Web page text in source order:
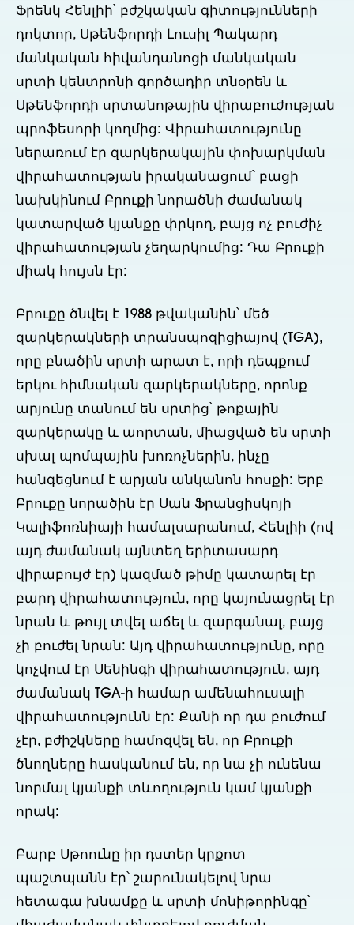
Ֆրենկ Հենլիի՝ բժշկական գիտությունների
դոկտոր, Սթենֆորդի Լուսիլ Պակարդ
մանկական հիվանդանոցի մանկական
սրտի կենտրոնի գործադիր տնօրեն և
Սթենֆորդի սրտանոթային վիրաբուժության
պրոֆեսորի կողմից: Վիրահատությունը
ներառում էր զարկերակային փոխարկման
վիրահատության իրականացում՝ բացի
նախկինում Բրուքի նորածնի ժամանակ
կատարված կյանքը փրկող, բայց ոչ բուժիչ
վիրահատության չեղարկումից: Դա Բրուքի
միակ հույսն էր:
Բրուքը ծնվել է 1988 թվականին՝ մեծ
զարկերակների տրանսպոզիցիայով (TGA),
որը բնածին սրտի արատ է, որի դեպքում
երկու հիմնական զարկերակները, որոնք
արյունը տանում են սրտից՝ թոքային
զարկերակը և աորտան, միացված են սրտի
սխալ պոմպային խոռոչներին, ինչը
հանգեցնում է արյան անկանոն հոսքի: Երբ
Բրուքը նորածին էր Սան Ֆրանցիսկոյի
Կալիֆոռնիայի համալսարանում, Հենլիի (ով
այդ ժամանակ այնտեղ երիտասարդ
վիրաբույժ էր) կազմած թիմը կատարել էր
բարդ վիրահատություն, որը կայունացրել էր
նրան և թույլ տվել աճել և զարգանալ, բայց
չի բուժել նրան: Այդ վիրահատությունը, որը
կոչվում էր Սենինգի վիրահատություն, այդ
ժամանակ TGA-ի համար ամենահուսալի
վիրահատությունն էր: Քանի որ դա բուժում
չէր, բժիշկները համոզվել են, որ Բրուքի
ծնողները հասկանում են, որ նա չի ունենա
նորմալ կյանքի տևողություն կամ կյանքի
որակ:
Բարբ Սթոունը իր դստեր կրքոտ
պաշտպանն էր՝ շարունակելով նրա
հետագա խնամքը և սրտի մոնիթորինգը՝